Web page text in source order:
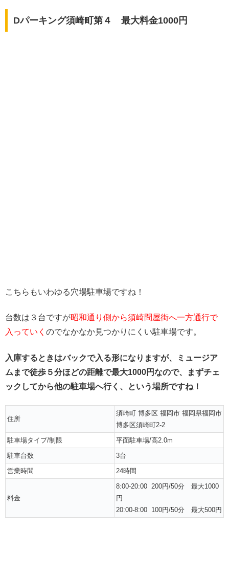
Dパーキング須崎町第４ 最大料金1000円
こちらもいわゆる穴場駐車場ですね！
台数は３台ですが昭和通り側から須崎問屋街へ一方通行で
入っていく のでなかなか見つかりにくい駐車場です。
入庫するときはバックで入る形になりますが、ミュージア
ムまで徒歩５分ほどの距離で最大1000円なので、まずチェ
ックしてから他の駐車場へ行く、という場所ですね！
住所
須崎町 博多区 福岡市 福岡県福岡市
博多区須崎町2-2
駐車場タイプ/制限
平面駐車場/高2.0m
駐車台数
3台
営業時間
24時間
料金
8:00-20:00 200円/50分 最大1000
円
20:00-8:00 100円/50分 最大500円